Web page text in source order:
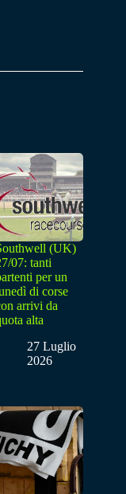
(UK)
07: tanti
per un
di corse
arrivi da
alta
27 Luglio
2026